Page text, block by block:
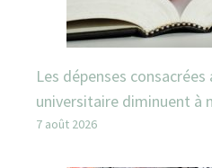
Les dépenses
universitaire diminuent à
7 août 2026